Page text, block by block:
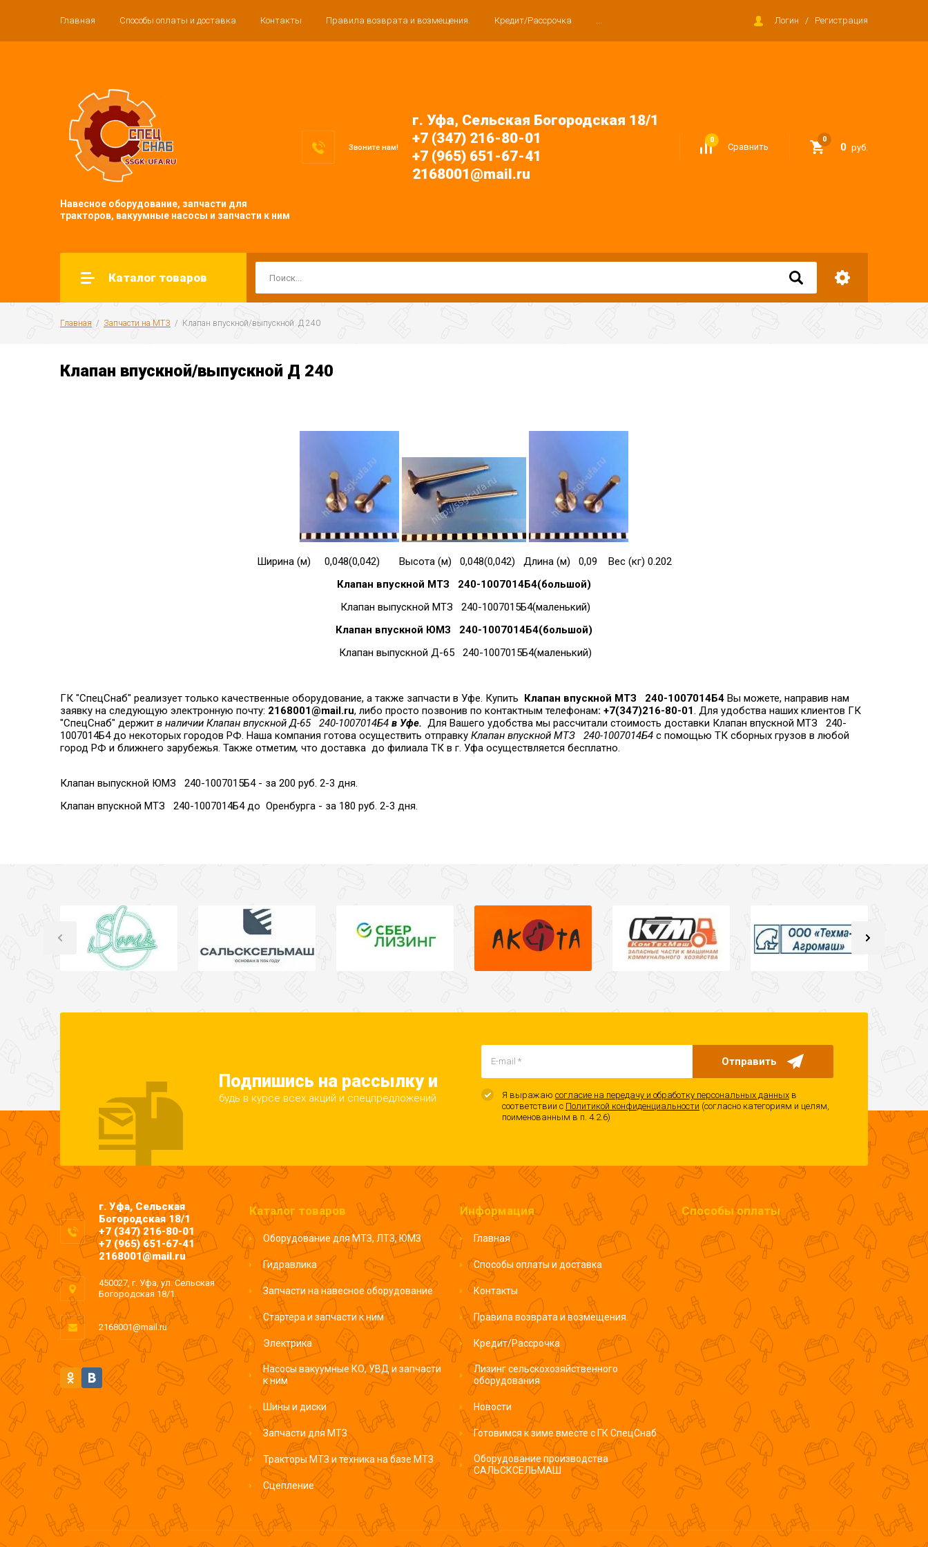
Главная Способы оплаты и доставка Контакты Правила возврата и возмещения. Кредит/Рассрочка ... Логин / Регистрация
Навесное оборудование, запчасти для
тракторов, вакуумные насосы и запчасти к ним
Звоните нам!
г. Уфа, Сельская Богородская 18/1
+7 (347) 216-80-01
+7 (965) 651-67-41
2168001@mail.ru
Сравнить
0 0
0 руб.
Каталог товаров
Главная
  /
Запчасти на МТЗ
  /  Клапан впускной/выпускной  Д 240
Клапан впускной/выпускной Д 240
Ширина (м) 0,048(0,042) Высота (м) 0,048(0,042) Длина (м) 0,09 Вес (кг) 0.202
Клапан впускной МТЗ 240-1007014Б4(большой)
Клапан выпускной МТЗ 240-1007015Б4(маленький)
Клапан впускной ЮМЗ 240-1007014Б4(большой)
Клапан выпускной Д-65 240-1007015Б4(маленький)
ГК "СпецСнаб" реализует только качественные оборудование, а также запчасти в Уфе. Купить Клапан впускной МТЗ 240-1007014Б4 Вы можете, направив нам
заявку на следующую электронную почту: 2168001@mail.ru, либо просто позвонив по контактным телефонам: +7(347)216-80-01. Для удобства наших клиентов ГК
"СпецСнаб" держит в наличии Клапан впускной Д-65 240-1007014Б4 в Уфе. Для Вашего удобства мы рассчитали стоимость доставки Клапан впускной МТЗ 240-
1007014Б4 до некоторых городов РФ. Наша компания готова осуществить отправку Клапан впускной МТЗ 240-1007014Б4 с помощью ТК сборных грузов в любой
город РФ и ближнего зарубежья. Также отметим, что доставка до филиала ТК в г. Уфа осуществляется бесплатно.
Клапан выпускной ЮМЗ 240-1007015Б4 - за 200 руб. 2-3 дня.
Клапан впускной МТЗ 240-1007014Б4 до Оренбурга - за 180 руб. 2-3 дня.
Подпишись на рассылку и
будь в курсе всех акций и спецпредложений Я выражаю согласие на передачу и обработку персональных данных в
соответствии с Политикой конфиденциальности (согласно категориям и целям,
поименованным в п. 4.2.6)
Отправить
г. Уфа, Сельская
Богородская 18/1
+7 (347) 216-80-01
+7 (965) 651-67-41
2168001@mail.ru
450027, г. Уфа, ул. Сельская
Богородская 18/1.
2168001@mail.ru
Каталог товаров
Оборудование для МТЗ, ЛТЗ, ЮМЗ
Гидравлика
Запчасти на навесное оборудование
Стартера и запчасти к ним
Электрика
Насосы вакуумные КО, УВД и запчасти
к ним
Шины и диски
Запчасти для МТЗ
Тракторы МТЗ и техника на базе МТЗ
Сцепление
Информация
Главная
Способы оплаты и доставка
Контакты
Правила возврата и возмещения.
Кредит/Рассрочка
Лизинг сельскохозяйственного
оборудования
Новости
Готовимся к зиме вместе с ГК СпецСнаб
Оборудование производства
САЛЬСКСЕЛЬМАШ
Способы оплаты